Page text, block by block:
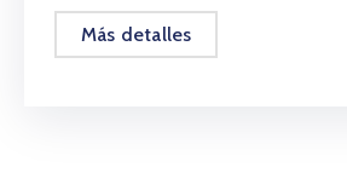
Más detalles